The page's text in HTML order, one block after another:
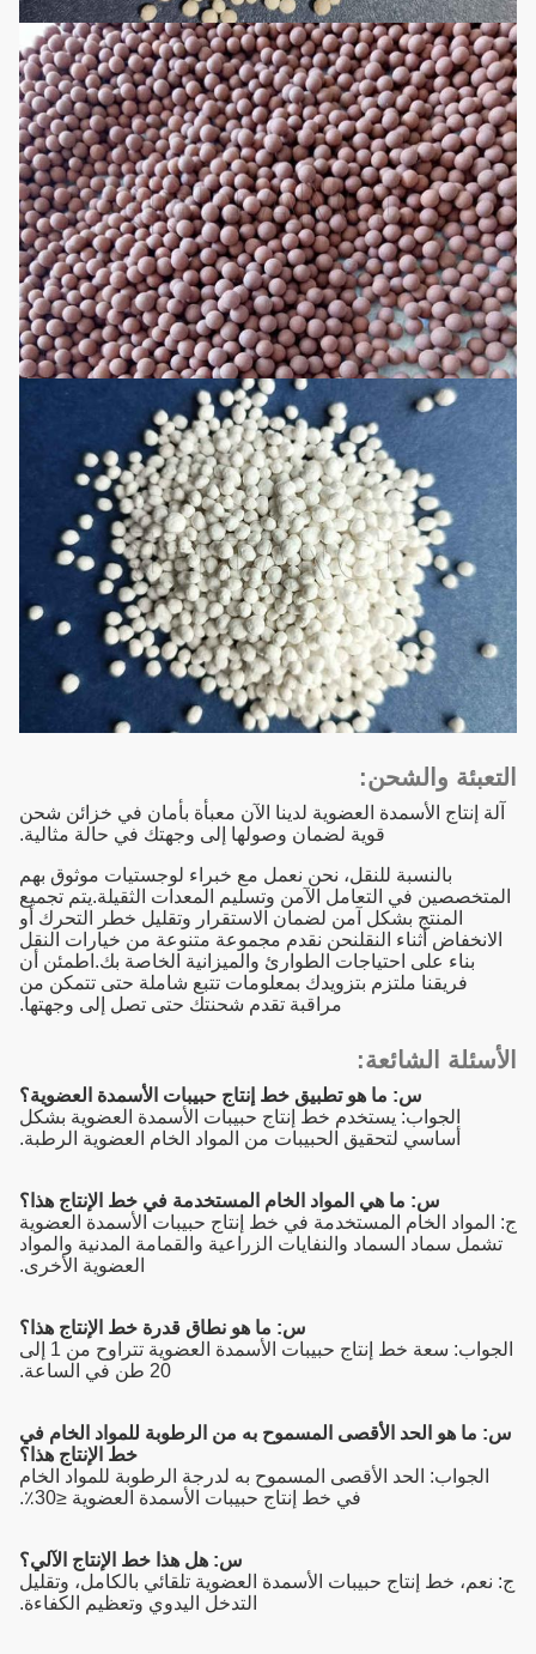
التعبئة والشحن:
آلة إنتاج الأسمدة العضوية لدينا الآن معبأة بأمان في خزائن شحن
قوية لضمان وصولها إلى وجهتك في حالة مثالية.
بالنسبة للنقل، نحن نعمل مع خبراء لوجستيات موثوق بهم
المتخصصين في التعامل الآمن وتسليم المعدات الثقيلة.يتم تجميع
المنتج بشكل آمن لضمان الاستقرار وتقليل خطر التحرك أو
الانخفاض أثناء النقلنحن نقدم مجموعة متنوعة من خيارات النقل
بناء على احتياجات الطوارئ والميزانية الخاصة بك.اطمئن أن
فريقنا ملتزم بتزويدك بمعلومات تتبع شاملة حتى تتمكن من
مراقبة تقدم شحنتك حتى تصل إلى وجهتها.
الأسئلة الشائعة:
س: ما هو تطبيق خط إنتاج حبيبات الأسمدة العضوية؟
الجواب: يستخدم خط إنتاج حبيبات الأسمدة العضوية بشكل
أساسي لتحقيق الحبيبات من المواد الخام العضوية الرطبة.
س: ما هي المواد الخام المستخدمة في خط الإنتاج هذا؟
ج: المواد الخام المستخدمة في خط إنتاج حبيبات الأسمدة العضوية
تشمل سماد السماد والنفايات الزراعية والقمامة المدنية والمواد
العضوية الأخرى.
س: ما هو نطاق قدرة خط الإنتاج هذا؟
الجواب: سعة خط إنتاج حبيبات الأسمدة العضوية تتراوح من 1 إلى
20 طن في الساعة.
س: ما هو الحد الأقصى المسموح به من الرطوبة للمواد الخام في
خط الإنتاج هذا؟
الجواب: الحد الأقصى المسموح به لدرجة الرطوبة للمواد الخام
في خط إنتاج حبيبات الأسمدة العضوية ≤30٪.
س: هل هذا خط الإنتاج الآلي؟
ج: نعم، خط إنتاج حبيبات الأسمدة العضوية تلقائي بالكامل، وتقليل
التدخل اليدوي وتعظيم الكفاءة.